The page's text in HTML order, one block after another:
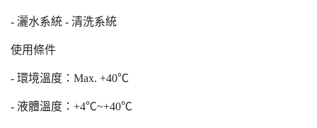
- 灑水系統 - 清洗系統
使用條件
- 環境溫度：Max. +40℃
- 液體溫度：+4℃~+40℃